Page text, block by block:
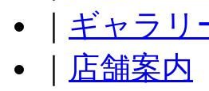
ギャラリ
店舗案内